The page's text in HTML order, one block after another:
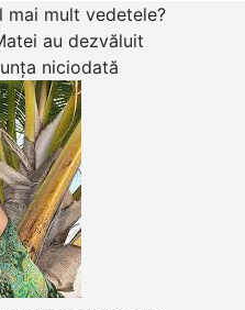
mai mult vedetele?
au dezvăluit
niciodată